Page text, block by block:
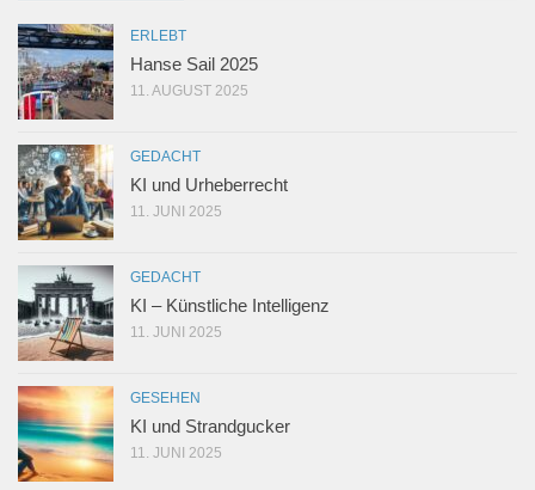
ERLEBT
Hanse Sail 2025
11. AUGUST 2025
GEDACHT
KI und Urheberrecht
11. JUNI 2025
GEDACHT
KI – Künstliche Intelligenz
11. JUNI 2025
GESEHEN
KI und Strandgucker
11. JUNI 2025